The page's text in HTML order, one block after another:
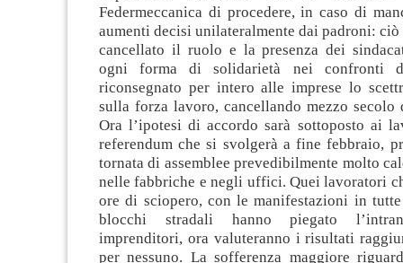
Federmeccanica di procedere, in caso di
aumenti decisi unilateralmente dai padroni:
cancellato il ruolo e la presenza dei
ogni forma di solidarietà nei confronti
riconsegnato per intero alle imprese lo
sulla forza lavoro, cancellando mezzo secolo
Ora l’ipotesi di accordo sarà sottoposto ai
referendum che si svolgerà a fine febbraio,
tornata di assemblee prevedibilmente molto
nelle fabbriche e negli uffici. Quei lavoratori
ore di sciopero, con le manifestazioni in
blocchi stradali hanno piegato
imprenditori, ora valuteranno i risultati
per nessuno. La sofferenza maggiore